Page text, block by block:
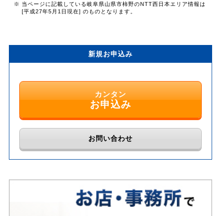
※ 当ページに記載している岐阜県山県市柿野のNTT西日本エリア情報は
[平成27年5月1日現在] のものとなります。
新規お申込み
カンタン
お申込み
お問い合わせ